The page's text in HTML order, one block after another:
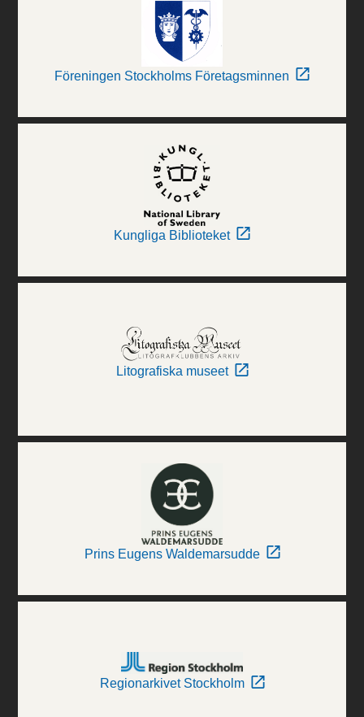
Föreningen Stockholms Företagsminnen
Kungliga Biblioteket
Litografiska museet
Prins Eugens Waldemarsudde
Regionarkivet Stockholm